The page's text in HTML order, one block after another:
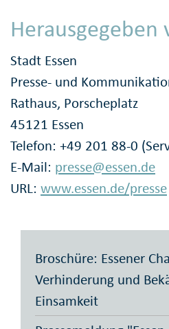
Herausgegeben
Stadt Essen
Presse- und
Rathaus, Porscheplatz
45121 Essen
Telefon: +49 201 88-0
E-Mail: presse@essen.de
URL: www.essen.de/presse
Broschüre: Essener
Verhinderung und
Einsamkeit